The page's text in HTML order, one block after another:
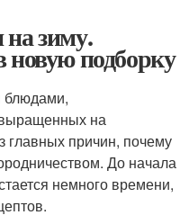
на зиму.
новую подборку
блюдами,
на
главных причин, почему
До начала
немного времени,